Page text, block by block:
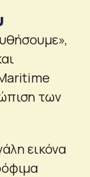
των
εικόνα